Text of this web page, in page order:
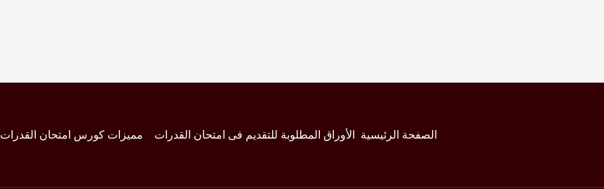
الصفحة الرئيسية الأوراق المطلوبة للتقديم فى امتحان القدرات مميزات كورس امتحان القدرات